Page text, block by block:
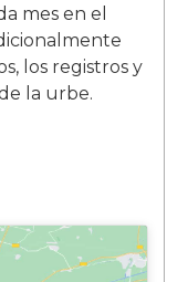
mes en el
los registros y
la urbe.